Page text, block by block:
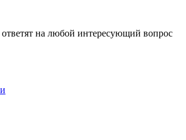
на любой интересующий вопрос